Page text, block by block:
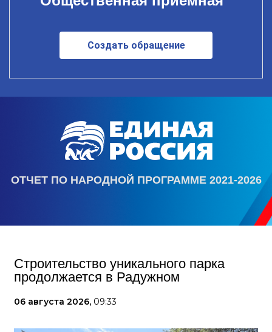
Создать обращение
ОТЧЕТ ПО НАРОДНОЙ ПРОГРАММЕ 2021-2026
Строительство уникального парка
продолжается в Радужном
06 августа 2026, 09:33